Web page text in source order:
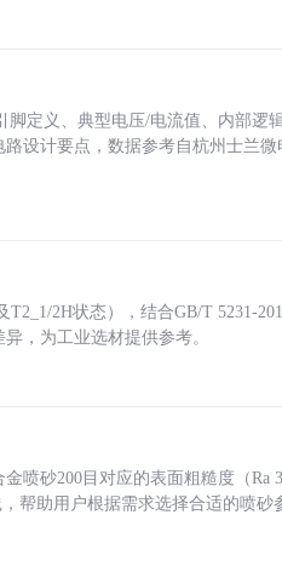
定义、典型电压/电流值、内部逻
设计要点，数据参考自杭州士兰
2H状态），结合GB/T 5231-
，为工业选材提供参考。
喷砂200目对应的表面粗糙度（Ra
帮助用户根据需求选择合适的喷砂